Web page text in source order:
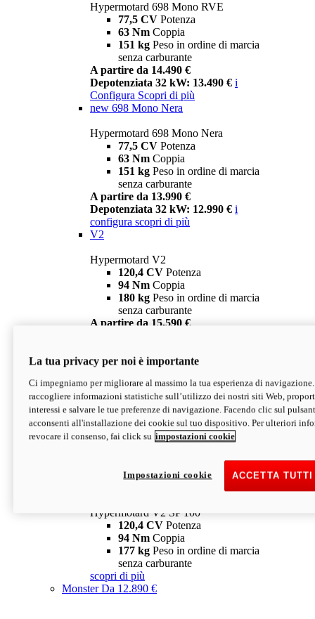
Hypermotard 698 Mono RVE
77,5 CV Potenza
63 Nm Coppia
151 kg Peso in ordine di marcia
senza carburante
A partire da 14.490 €
Depotenziata 32 kW: 13.490 € i
Configura Scopri di più
new 698 Mono Nera
Hypermotard 698 Mono Nera
77,5 CV Potenza
63 Nm Coppia
151 kg Peso in ordine di marcia
senza carburante
A partire da 13.990 €
Depotenziata 32 kW: 12.990 € i
configura scopri di più
V2
Hypermotard V2
120,4 CV Potenza
94 Nm Coppia
180 kg Peso in ordine di marcia
senza carburante
A partire da 15.590 €
V2 SP
Hypermotard V2 SP
120,4 CVPotenza
94 NmCoppia
177 kgPeso in ordine di marcia
senza carburante
Depotenziata 35 kW: 18.890 € i
configura scopri di più
Hypermotard V2 SP 100
120,4 CV Potenza
94 Nm Coppia
177 kg Peso in ordine di marcia
senza carburante
scopri di più
MonsterDa 12.890 €
La tua privacy per noi è importante
Ci impegniamo per migliorare al massimo la tua esperienza di
raccogliere informazioni statistiche sull’utilizzo dei nostri siti Web,
interessi e salvare le tue preferenze di navigazione. Facendo clic sul
acconsenti all'installazione dei cookie sul tuo dispositivo. Per ulteriori
revocare il consenso, fai click su impostazioni cookie
ACCETTA
Impostazioni cookie